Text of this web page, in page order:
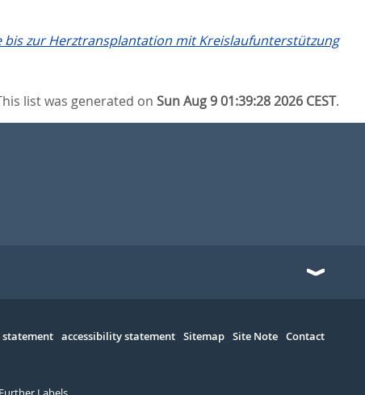
bis zur Herztransplantation mit Kreislaufunterstützung
list was generated onSun Aug 9 01:39:28 2026 CEST.
accessibility statement Sitemap Site Note Contact